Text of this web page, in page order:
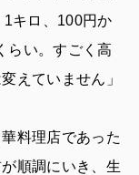
1キロ、100円か
らい。すごく高
えていません」
料理店であった
順調にいき、生